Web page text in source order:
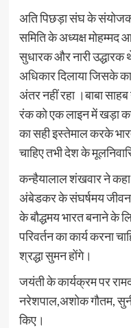
अति पिछड़ा संघ के संयोजक
समिति के अध्यक्ष मोहम्मद
सुधारक और नारी उद्धारक
अधिकार दिलाया जिसके
अंतर नहीं रहा ।बाबा
रंक को एक लाइन में खड़ा
का सही इस्तेमाल करके
चाहिए तभी देश के
कन्हैयालाल शंखवार ने कहा
अंबेडकर के संघर्षमय जीवन
के बौद्धमय भारत बनाने के
परिवर्तन का कार्य करना
श्रद्धा सुमन होंगे।
जयंती के कार्यक्रम पर
नरेशपाल,अशोक गौतम,
किए।